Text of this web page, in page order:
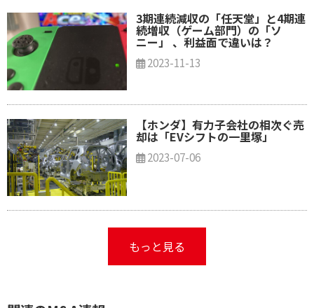
3期連続減収の「任天堂」と4期連
続増収（ゲーム部門）の「ソ
ニー」 、利益面で違いは？
2023-11-13
【ホンダ】有力子会社の相次ぐ売
却は「EVシフトの一里塚」
2023-07-06
もっと見る